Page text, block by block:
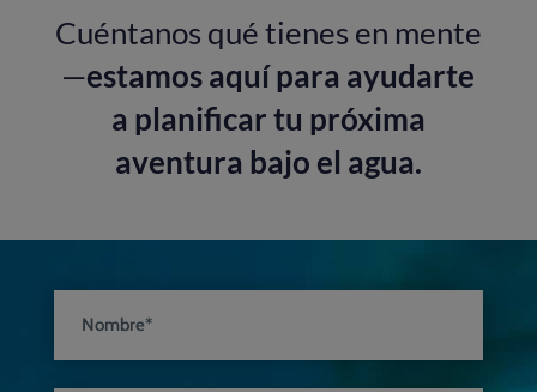
Cuéntanos qué tienes en mente
—estamos aquí para ayudarte
a planificar tu próxima
aventura bajo el agua.